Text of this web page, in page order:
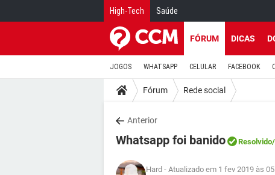
High-Tech Saúde
FÓRUM DICAS
JOGOS WHATSAPP CELULAR FACEBOOK
Fórum Rede social
Anterior
Whatsapp foi banido Resolvido
Hard - Atualizado em 1 fev 2019 às